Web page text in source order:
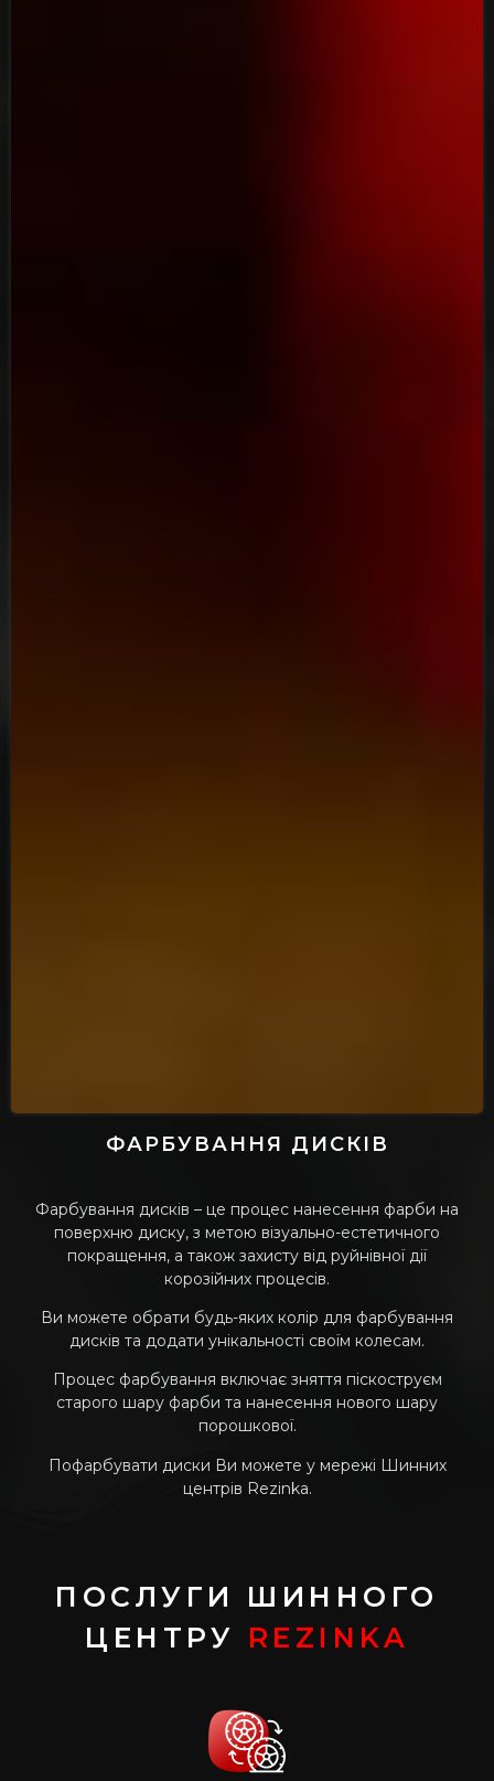
ФАРБУВАННЯ ДИСКІВ
Фарбування дисків – це процес нанесення фарби на
поверхню диску, з метою візуально-естетичного
покращення, а також захисту від руйнівної дії
корозійних процесів.
Ви можете обрати будь-яких колір для фарбування
дисків та додати унікальності своїм колесам.
Процес фарбування включає зняття піскоструєм
старого шару фарби та нанесення нового шару
порошкової.
Пофарбувати диски Ви можете у мережі Шинних
центрів Rezinka.
ПОСЛУГИ ШИННОГО
ЦЕНТРУ REZINKA